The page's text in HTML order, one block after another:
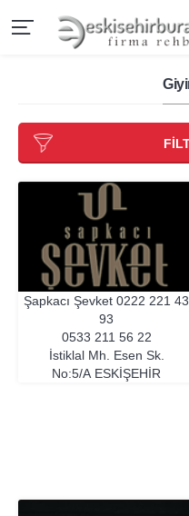
Şapkacı Şevket 0222 221 43
93
0533 211 56 22
İstiklal Mh. Esen Sk.
No:5/A ESKIŞEHIR